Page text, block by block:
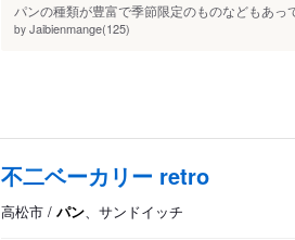
パンの種類が豊富で季節限定のものなどもあ
by Jaibienmange(125)
不二ベーカリー retro
高松市 / パン、サンドイッチ